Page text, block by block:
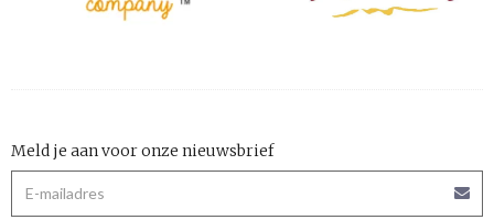
Meld je aan voor onze nieuwsbrief